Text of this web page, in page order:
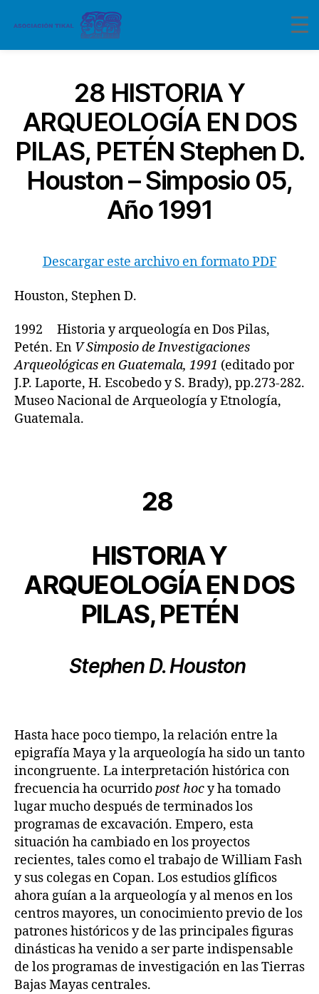
28 HISTORIA Y
ARQUEOLOGÍA EN DOS
PILAS, PETÉN Stephen D.
Houston – Simposio 05,
Año 1991
Descargar este archivo en formato PDF
Houston, Stephen D.
1992 Historia y arqueología en Dos Pilas,
Petén. En V Simposio de Investigaciones
Arqueológicas en Guatemala, 1991 (editado por
J.P. Laporte, H. Escobedo y S. Brady), pp.273-282.
Museo Nacional de Arqueología y Etnología,
Guatemala.
28
HISTORIA Y
ARQUEOLOGÍA EN DOS
PILAS, PETÉN
Stephen D. Houston
Hasta hace poco tiempo, la relación entre la
epigrafía Maya y la arqueología ha sido un tanto
incongruente. La interpretación histórica con
frecuencia ha ocurridopost hocy ha tomado
lugar mucho después de terminados los
programas de excavación. Empero, esta
situación ha cambiado en los proyectos
recientes, tales como el trabajo de William Fash
y sus colegas en Copan. Los estudios glíficos
ahora guían a la arqueología y al menos en los
centros mayores, un conocimiento previo de los
patrones históricos y de las principales figuras
dinásticas ha venido a ser parte indispensable
de los programas de investigación en las Tierras
Bajas Mayas centrales.